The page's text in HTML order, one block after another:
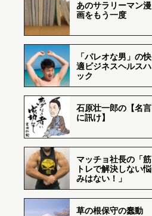
あのサラリーマン漫
画をもう一度
「パレオな男」の快
適ビジネスヘルスハ
ック
石原壮一郎の【名言
に訊け】
マッチョ社長の「筋
トレで解決しない悩
みはない！」
草の根保守の蠢動